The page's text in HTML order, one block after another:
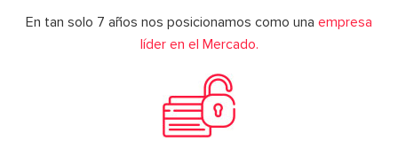
En tan solo 7 años nos posicionamos como una empresa
líder en el Mercado.